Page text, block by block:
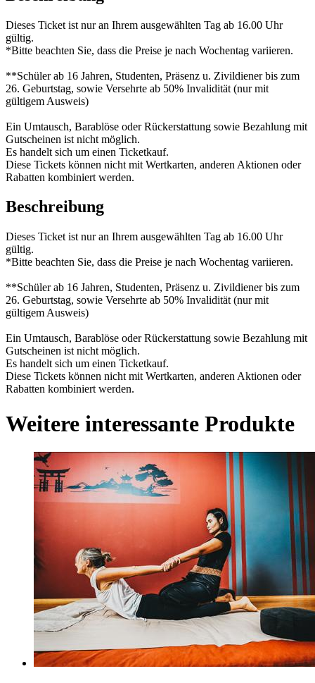
Dieses Ticket ist nur an Ihrem ausgewählten Tag ab 16.00 Uhr
gültig.
*Bitte beachten Sie, dass die Preise je nach Wochentag variieren.
**Schüler ab 16 Jahren, Studenten, Präsenz u. Zivildiener bis zum
26. Geburtstag, sowie Versehrte ab 50% Invalidität (nur mit
gültigem Ausweis)
Ein Umtausch, Barablöse oder Rückerstattung sowie Bezahlung mit
Gutscheinen ist nicht möglich.
Es handelt sich um einen Ticketkauf.
Diese Tickets können nicht mit Wertkarten, anderen Aktionen oder
Rabatten kombiniert werden.
Beschreibung
Dieses Ticket ist nur an Ihrem ausgewählten Tag ab 16.00 Uhr
gültig.
*Bitte beachten Sie, dass die Preise je nach Wochentag variieren.
**Schüler ab 16 Jahren, Studenten, Präsenz u. Zivildiener bis zum
26. Geburtstag, sowie Versehrte ab 50% Invalidität (nur mit
gültigem Ausweis)
Ein Umtausch, Barablöse oder Rückerstattung sowie Bezahlung mit
Gutscheinen ist nicht möglich.
Es handelt sich um einen Ticketkauf.
Diese Tickets können nicht mit Wertkarten, anderen Aktionen oder
Rabatten kombiniert werden.
Weitere interessante Produkte